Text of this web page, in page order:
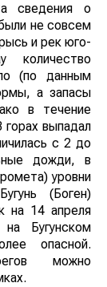
сведения о
не совсем
и рек юго-
количество
(по данным
а запасы
в течение
выпадал
с 2 до
дожди, в
уровни
(Боген)
на 14 апреля
Бугунском
опасной.
можно